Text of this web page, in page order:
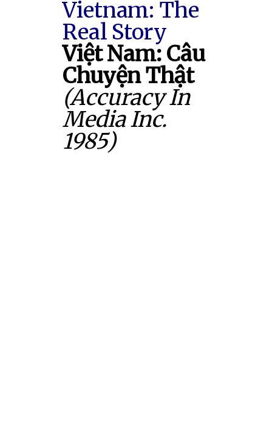
Vietnam: The
Real Story
Việt Nam: Câu
Chuyện Thật
(Accuracy In
Media Inc.
1985)